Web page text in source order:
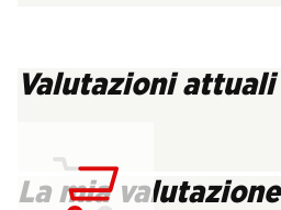
Valutazioni attuali
La mia valutazione